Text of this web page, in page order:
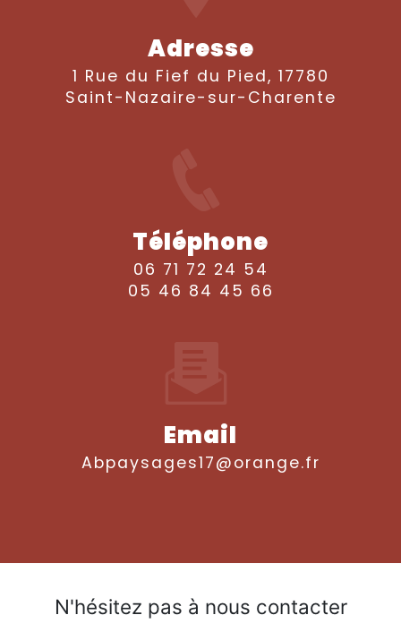
Adresse
1 Rue du Fief du Pied, 17780
Saint-Nazaire-sur-Charente
Téléphone
06 71 72 24 54
05 46 84 45 66
Email
abpaysages17@orange.fr
N'hésitez pas à nous contacter